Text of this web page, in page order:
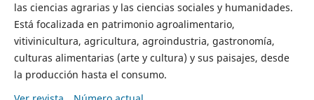
las ciencias agrarias y las ciencias sociales y humanidades.
Está focalizada en patrimonio agroalimentario,
vitivinicultura, agricultura, agroindustria, gastronomía,
culturas alimentarias (arte y cultura) y sus paisajes, desde
la producción hasta el consumo.